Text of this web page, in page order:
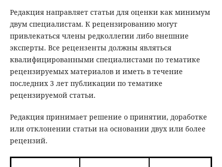
Редакция направляет статьи для оценки как минимум
двум специалистам. К рецензированию могут
привлекаться члены редколлегии либо внешние
эксперты. Все рецензенты должны являться
квалифицированными специалистами по тематике
рецензируемых материалов и иметь в течение
последних 3 лет публикации по тематике
рецензируемой статьи.
Редакция принимает решение о принятии, доработке
или отклонении статьи на основании двух или более
рецензий.